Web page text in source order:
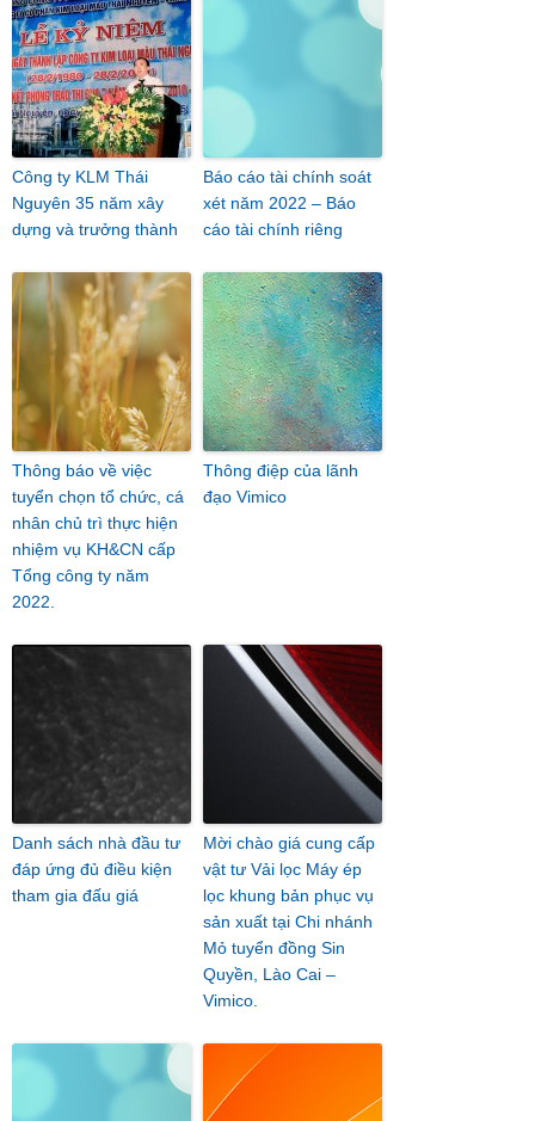
Công ty KLM Thái
Nguyên 35 năm xây
dựng và trưởng thành
Báo cáo tài chính soát
xét năm 2022 – Báo
cáo tài chính riêng
Thông báo về việc
tuyển chọn tổ chức, cá
nhân chủ trì thực hiện
nhiệm vụ KH&CN cấp
Tổng công ty năm
2022.
Thông điệp của lãnh
đạo Vimico
Danh sách nhà đầu tư
đáp ứng đủ điều kiện
tham gia đấu giá
Mời chào giá cung cấp
vật tư Vải lọc Máy ép
lọc khung bản phục vụ
sản xuất tại Chi nhánh
Mỏ tuyển đồng Sin
Quyền, Lào Cai –
Vimico.